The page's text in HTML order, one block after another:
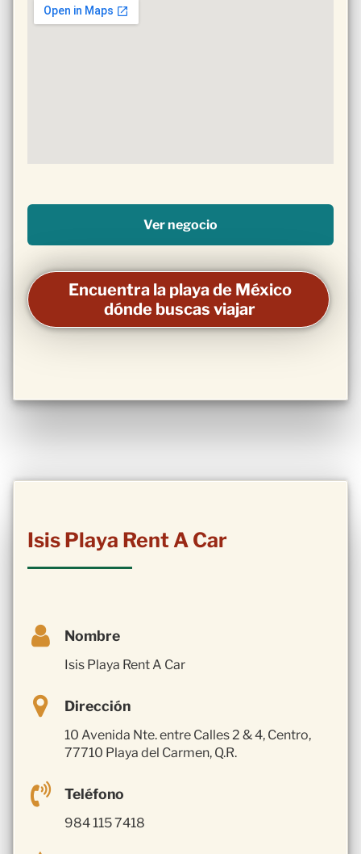
Ver negocio
Encuentra la playa de México
dónde buscas viajar
Isis Playa Rent A Car
Nombre
Isis Playa Rent A Car
Dirección
10 Avenida Nte. entre Calles 2 & 4, Centro,
77710 Playa del Carmen, Q.R.
Teléfono
984 115 7418